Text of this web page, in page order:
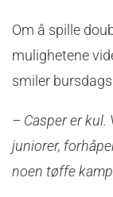
Om å spille
mulighetene
smiler
– Casper er kul.
juniorer,
noen tøffe